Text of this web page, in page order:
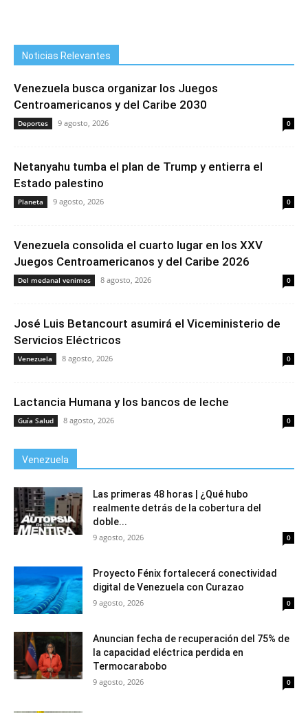
Noticias Relevantes
Venezuela busca organizar los Juegos
Centroamericanos y del Caribe 2030
Deportes 9 agosto, 2026 0
Netanyahu tumba el plan de Trump y entierra el
Estado palestino
Planeta 9 agosto, 2026 0
Venezuela consolida el cuarto lugar en los XXV
Juegos Centroamericanos y del Caribe 2026
Del medanal venimos 8 agosto, 2026 0
José Luis Betancourt asumirá el Viceministerio de
Servicios Eléctricos
Venezuela 8 agosto, 2026 0
Lactancia Humana y los bancos de leche
Guía Salud 8 agosto, 2026 0
Venezuela
Las primeras 48 horas | ¿Qué hubo
realmente detrás de la cobertura del
doble...
9 agosto, 2026 0
Proyecto Fénix fortalecerá conectividad
digital de Venezuela con Curazao
9 agosto, 2026 0
Anuncian fecha de recuperación del 75% de
la capacidad eléctrica perdida en
Termocarabobo
9 agosto, 2026 0